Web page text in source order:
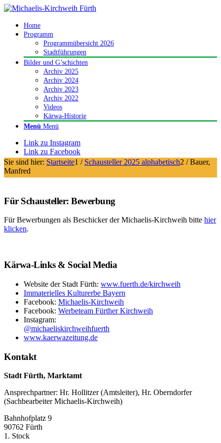
Home
Programm
Programmübersicht 2026
Stadtführungen
Bilder und G’schichten
Archiv 2025
Archiv 2024
Archiv 2023
Archiv 2022
Videos
Kärwa-Historie
Menü Menü
Link zu Instagram
Link zu Facebook
Sie sind hier: Startseite1 / Schausteller 2025 alphabetisch2 / Bauer,
Manfred
Für Schausteller: Bewerbung
Für Bewerbungen als Beschicker der Michaelis-Kirchweih bitte hier
klicken.
Kärwa-Links & Social Media
Website der Stadt Fürth: www.fuerth.de/kirchweih
Immaterielles Kulturerbe Bayern
Facebook: Michaelis-Kirchweih
Facebook: Werbeteam Fürther Kirchweih
Instagram:
@michaeliskirchweihfuerth
www.kaerwazeitung.de
Kontakt
Stadt Fürth, Marktamt
Ansprechpartner: Hr. Hollitzer (Amtsleiter), Hr. Oberndorfer
(Sachbearbeiter Michaelis-Kirchweih)
Bahnhofplatz 9
90762 Fürth
1. Stock